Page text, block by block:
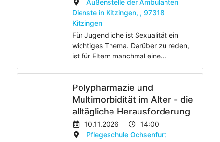
Außenstelle der Ambulanten
Dienste in Kitzingen, , 97318
Kitzingen
Für Jugendliche ist Sexualität ein
wichtiges Thema. Darüber zu reden,
ist für Eltern manchmal eine...
Polypharmazie und
Multimorbidität im Alter - die
alltägliche Herausforderung
10.11.2026
14:00
Pflegeschule Ochsenfurt